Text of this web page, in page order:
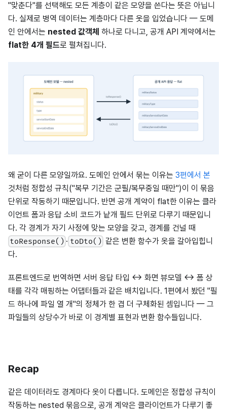
"맞춘다"를 선택해도 모든 계층이 같은 모양을 쓴다는 뜻은 아닙니
다. 실제로 병역 데이터는 계층마다 다른 옷을 입었습니다 — 도메
인 안에서는 nested 값객체 하나로 다니고, 공개 API 계약에서는
flat한 4개 필드로 펼쳐집니다.
왜 굳이 다른 모양일까요. 도메인 안에서 묶는 이유는 3편에서 본
것처럼 정합성 규칙("복무 기간은 군필/복무중일 때만")이 이 묶음
단위로 작동하기 때문입니다. 반면 공개 계약이 flat한 이유는 클라
이언트 폼과 응답 소비 코드가 낱개 필드 단위로 다루기 때문입니
다. 각 경계가 자기 사정에 맞는 모양을 갖고, 경계를 건널 때
toResponse() · toDto() 같은 변환 함수가 옷을 갈아입힙니
다.
프론트엔드로 번역하면 서버 응답 타입 ↔ 화면 뷰모델 ↔ 폼 상
태를 각각 매핑하는 어댑터들과 같은 배치입니다. 1편에서 봤던 "필
드 하나에 파일 열 개"의 정체가 한 겹 더 구체화된 셈입니다 — 그
파일들의 상당수가 바로 이 경계별 표현과 변환 함수들입니다.
Recap
같은 데이터라도 경계마다 옷이 다릅니다. 도메인은 정합성 규칙이
작동하는 nested 묶음으로, 공개 계약은 클라이언트가 다루기 좋